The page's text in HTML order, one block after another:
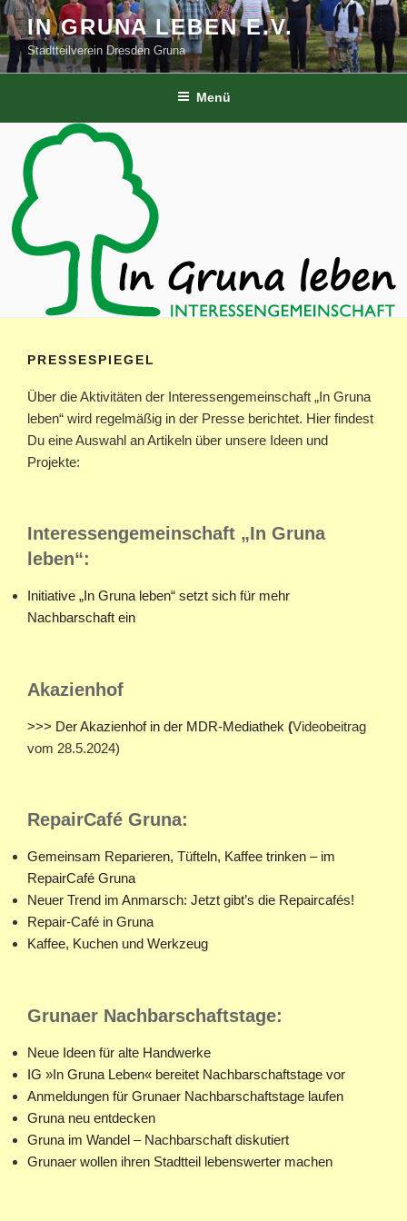
Zum
Inhalt
springen
IN GRUNA LEBEN E.V.
Stadtteilverein Dresden Gruna
Menü
PRESSESPIEGEL
Über die Aktivitäten der Interessengemeinschaft „In Gruna
leben“ wird regelmäßig in der Presse berichtet. Hier findest
Du eine Auswahl an Artikeln über unsere Ideen und
Projekte:
Interessengemeinschaft „In Gruna
leben“:
Initiative „In Gruna leben“ setzt sich für mehr
Nachbarschaft ein
Akazienhof
>>> Der Akazienhof in der MDR-Mediathek (Videobeitrag
vom 28.5.2024)
RepairCafé Gruna:
Gemeinsam Reparieren, Tüfteln, Kaffee trinken – im
RepairCafé Gruna
Neuer Trend im Anmarsch: Jetzt gibt’s die Repaircafés!
Repair-Café in Gruna
Kaffee, Kuchen und Werkzeug
Grunaer Nachbarschaftstage:
Neue Ideen für alte Handwerke
IG »In Gruna Leben« bereitet Nachbarschaftstage vor
Anmeldungen für Grunaer Nachbarschaftstage laufen
Gruna neu entdecken
Gruna im Wandel – Nachbarschaft diskutiert
Grunaer wollen ihren Stadtteil lebenswerter machen